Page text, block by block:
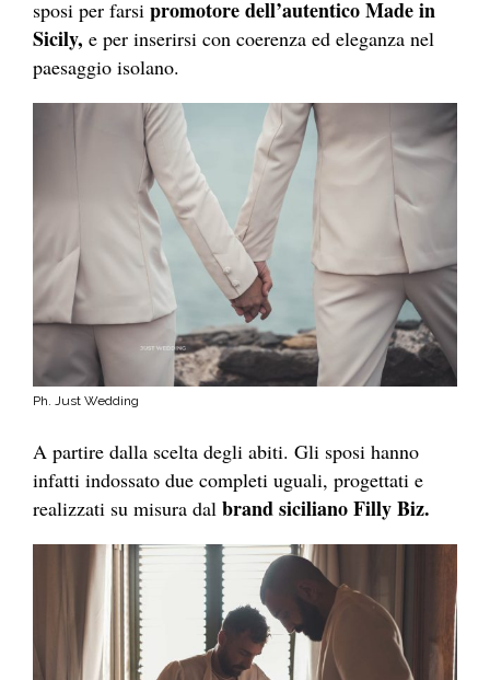
sposi per farsi promotore dell’autentico Made in
Sicily, e per inserirsi con coerenza ed eleganza nel
paesaggio isolano.
Ph. Just Wedding
A partire dalla scelta degli abiti. Gli sposi hanno
infatti indossato due completi uguali, progettati e
realizzati su misura dal brand siciliano Filly Biz.